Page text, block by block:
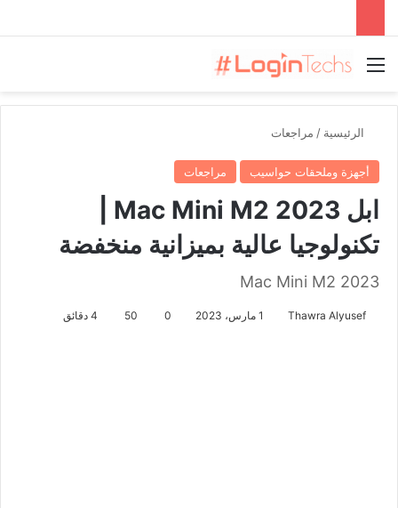
القائمة
الرئيسية / مراجعات
أجهزة وملحقات حواسيب مراجعات
تكنولوجيا عالية بميزانية منخفضة
Mac Mini M2 2023
Thawra Alyusef 1 مارس، 2023 0
50